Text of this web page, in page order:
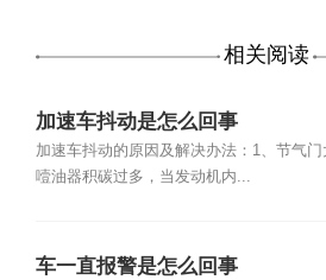
相关阅读
加速车抖动是怎么回事
加速车抖动的原因及解决办法：1、节气门
噎油器积碳过多，当发动机内...
车一直报警是怎么回事